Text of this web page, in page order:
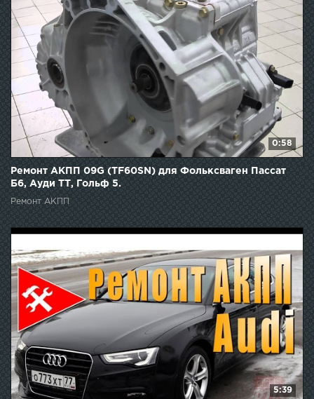
0:58
Ремонт АКПП 09G (TF60SN) для Фольксваген Пассат
Б6, Ауди ТТ, Гольф 5.
Ремонт АКПП
5:39